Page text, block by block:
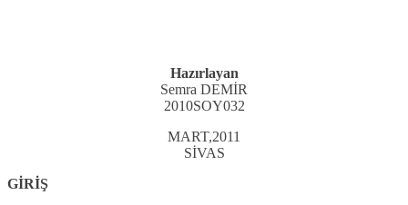
Hazırlayan
Semra DEMİR
2010SOY032
MART,2011
SİVAS
GİRİŞ